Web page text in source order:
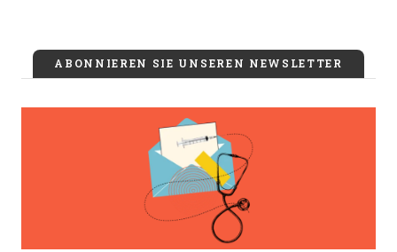
ABONNIEREN SIE UNSEREN NEWSLETTER